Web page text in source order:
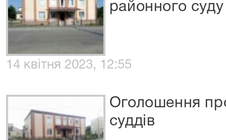
районного
14 квітня 2023, 12:55
Оголошення
суддів